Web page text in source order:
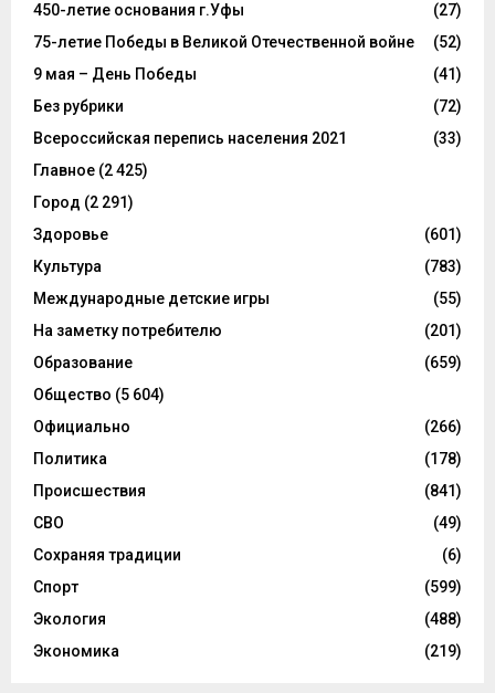
450-летие основания г.Уфы
(27)
75-летие Победы в Великой Отечественной войне
(52)
9 мая – День Победы
(41)
Без рубрики
(72)
Всероссийская перепись населения 2021
(33)
Главное (2 425)
Город (2 291)
Здоровье
(601)
Культура
(783)
Международные детские игры
(55)
На заметку потребителю
(201)
Образование
(659)
Общество (5 604)
Официально
(266)
Политика
(178)
Происшествия
(841)
СВО
(49)
Сохраняя традиции
(6)
Спорт
(599)
Экология
(488)
Экономика
(219)